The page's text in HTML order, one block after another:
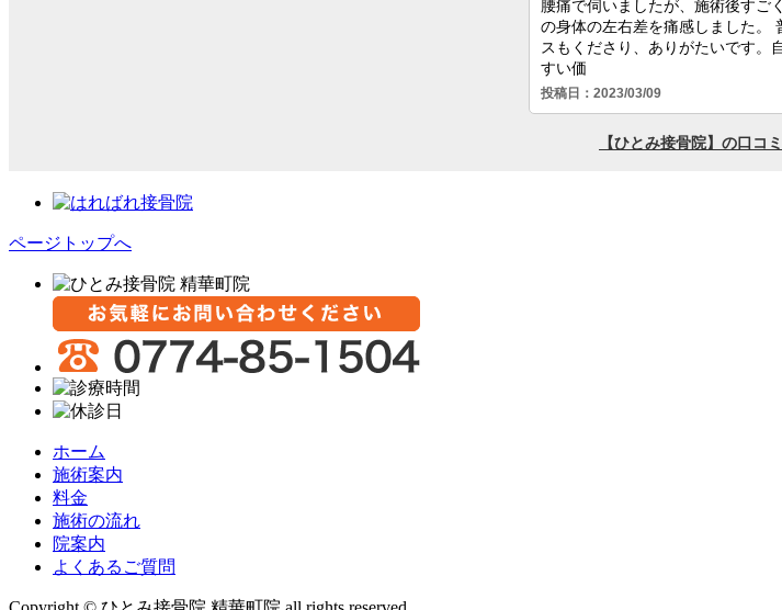
ページトップへ
ホーム
施術案内
料金
施術の流れ
院案内
よくあるご質問